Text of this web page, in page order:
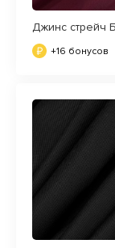
Джинс стрейч
+16 бонусов